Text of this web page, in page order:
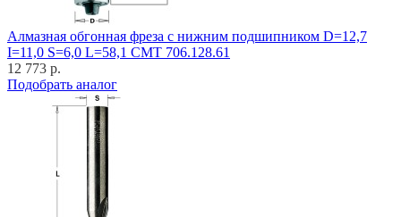
Алмазная обгонная фреза с нижним подшипником D=12,7
I=11,0 S=6,0 L=58,1 CMT 706.128.61
12 773 р.
Подобрать аналог